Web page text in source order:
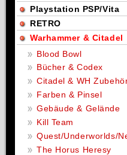
Playstation PSP/Vita
RETRO
Warhammer & Citadel
Blood Bowl
Bücher & Codex
Citadel & WH
Farben & Pinsel
Gebäude & Gelände
Kill Team
Quest/Underworlds/
The Horus Heresy